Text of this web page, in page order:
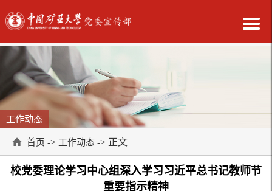
工作动态
首页 -> 工作动态 -> 正文
校党委理论学习中心组深入学习习近平总书记教师节
重要指示精神